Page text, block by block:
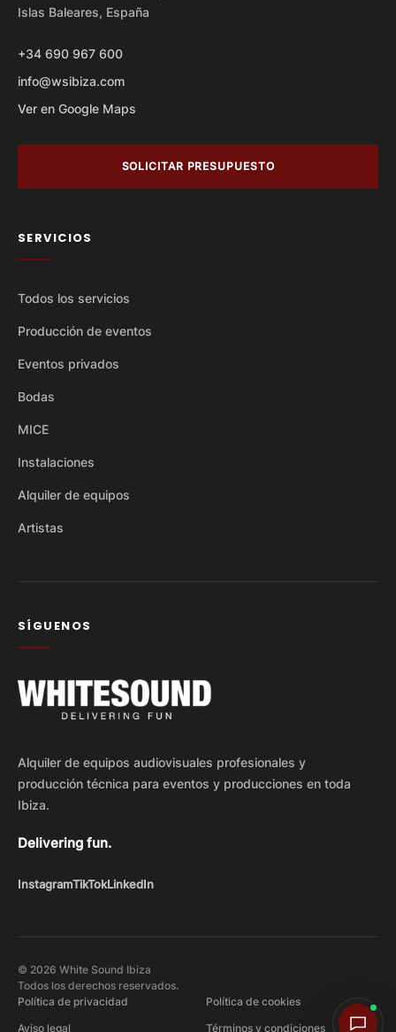
Islas Baleares, España
+34 690 967 600
info@wsibiza.com
Ver en Google Maps
SOLICITAR PRESUPUESTO
SERVICIOS
Todos los servicios
Producción de eventos
Eventos privados
Bodas
MICE
Instalaciones
Alquiler de equipos
Artistas
SÍGUENOS
Alquiler de equipos audiovisuales profesionales y
producción técnica para eventos y producciones en toda
Ibiza.
Delivering fun.
InstagramTikTokLinkedIn
© 2026 White Sound Ibiza
Todos los derechos reservados.
Política de privacidad
Política de cookies
Aviso legal
Términos y condiciones